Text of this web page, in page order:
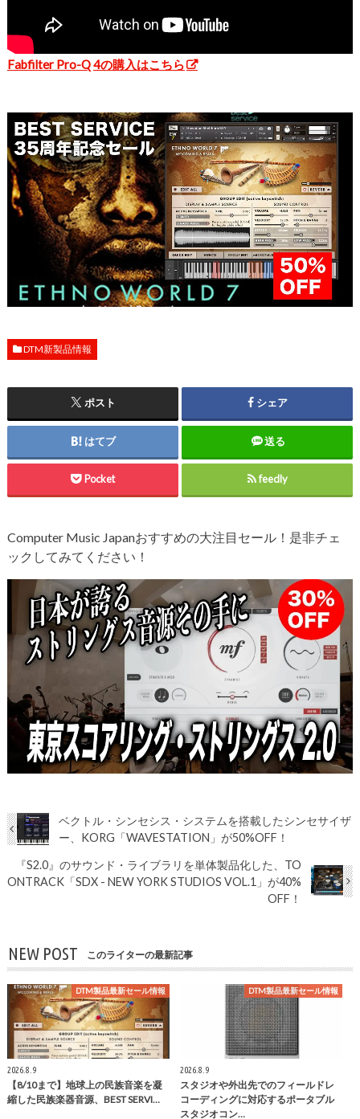
Fabfilter Pro-Q 4の購入はこちら
DTM新製品情報
ポスト シェア
はてブ 送る
Pocket feedly
Computer Music Japanおすすめの大注目セール！是非チェ
ックしてみてください！
ベクトル・シンセシス・システムを搭載したシンセサイザ
ー、KORG「WAVESTATION」が50%OFF！
『S2.0』のサウンド・ライブラリを単体製品化した、TO
ONTRACK「SDX - NEW YORK STUDIOS VOL.1」が40%
OFF！
NEW POST このライターの最新記事
DTM製品最新セール情報
2026.8.9
【8/10まで】地球上の民族音楽を凝
縮した民族楽器音源、BEST SERVI…
DTM製品最新セール情報
2026.8.9
スタジオや外出先でのフィールドレ
コーディングに対応するポータブル
スタジオコン…